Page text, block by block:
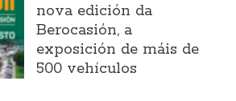
nova edición da
Berocasión, a
exposición de máis de
500 vehículos